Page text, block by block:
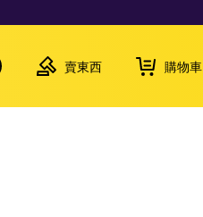
賣東西 購物車